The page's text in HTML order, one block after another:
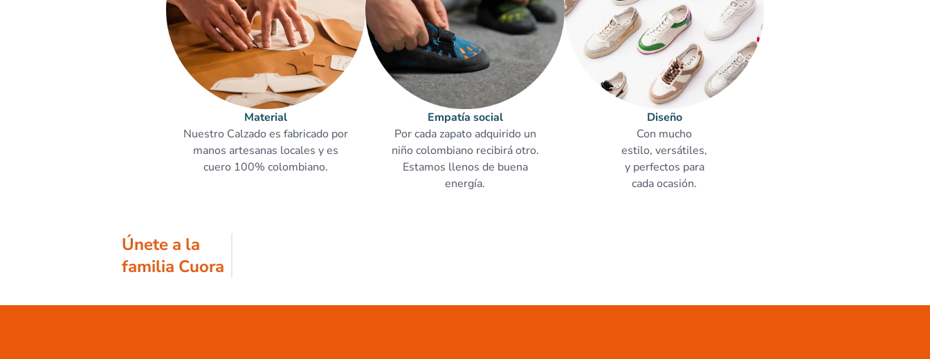
Material
Nuestro Calzado es fabricado por
manos artesanas locales y es
cuero 100% colombiano.
Empatía social
Por cada zapato adquirido un
niño colombiano recibirá otro.
Estamos llenos de buena
energía.
Diseño
Con mucho
estilo, versátiles,
y perfectos para
cada ocasión.
Únete a la
familia Cuora